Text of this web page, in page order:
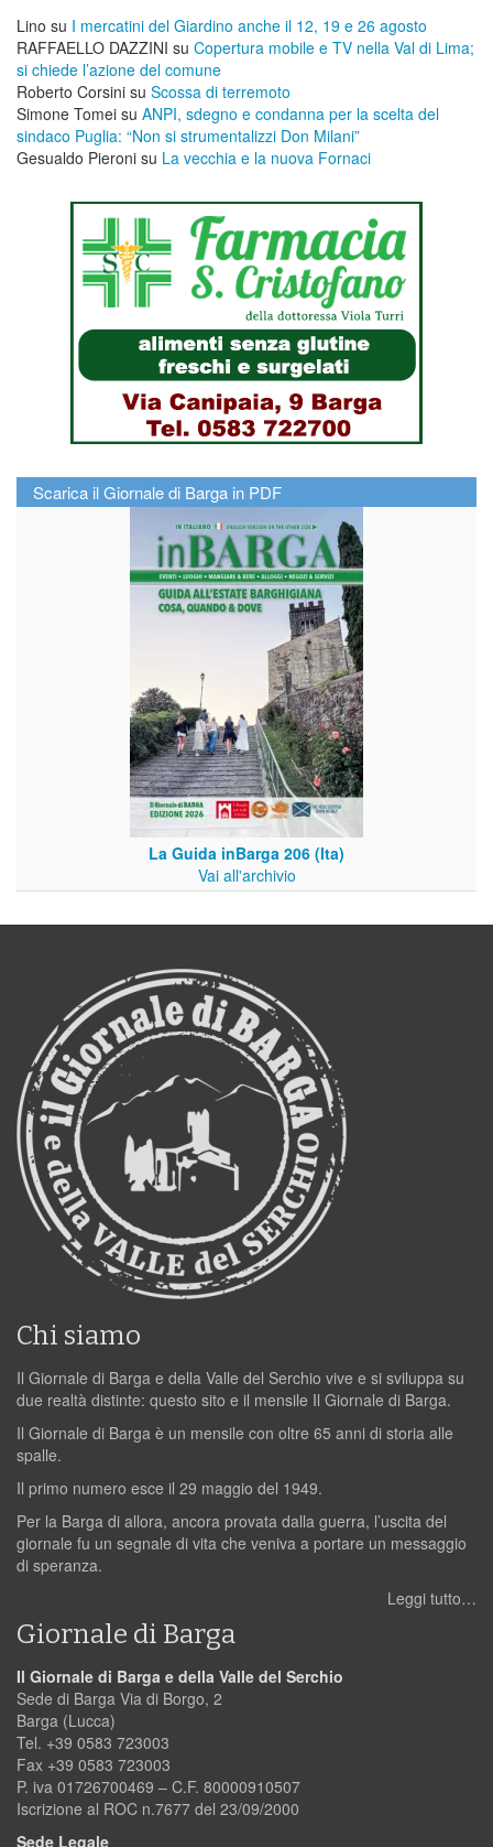
Lino su I mercatini del Giardino anche il 12, 19 e 26 agosto
RAFFAELLO DAZZINI su ​Copertura mobile e TV nella Val di Lima;
si chiede l’azione del comune
Roberto Corsini su Scossa di terremoto
Simone Tomei su ANPI, sdegno e condanna per la scelta del
sindaco Puglia: “Non si strumentalizzi Don Milani”
Gesualdo Pieroni su La vecchia e la nuova Fornaci
Scarica il Giornale di Barga in PDF
La Guida inBarga 206 (Ita)
Vai all'archivio
Chi siamo
Il Giornale di Barga e della Valle del Serchio vive e si sviluppa su
due realtà distinte: questo sito e il mensile Il Giornale di Barga.
Il Giornale di Barga è un mensile con oltre 65 anni di storia alle
spalle.
Il primo numero esce il 29 maggio del 1949.
Per la Barga di allora, ancora provata dalla guerra, l’uscita del
giornale fu un segnale di vita che veniva a portare un messaggio
di speranza.
Leggi tutto…
Giornale di Barga
Il Giornale di Barga e della Valle del Serchio
Sede di Barga Via di Borgo, 2
Barga (Lucca)
Tel. +39 0583 723003
Fax +39 0583 723003
P. iva 01726700469 – C.F. 80000910507
Iscrizione al ROC n.7677 del 23/09/2000
Sede Legale